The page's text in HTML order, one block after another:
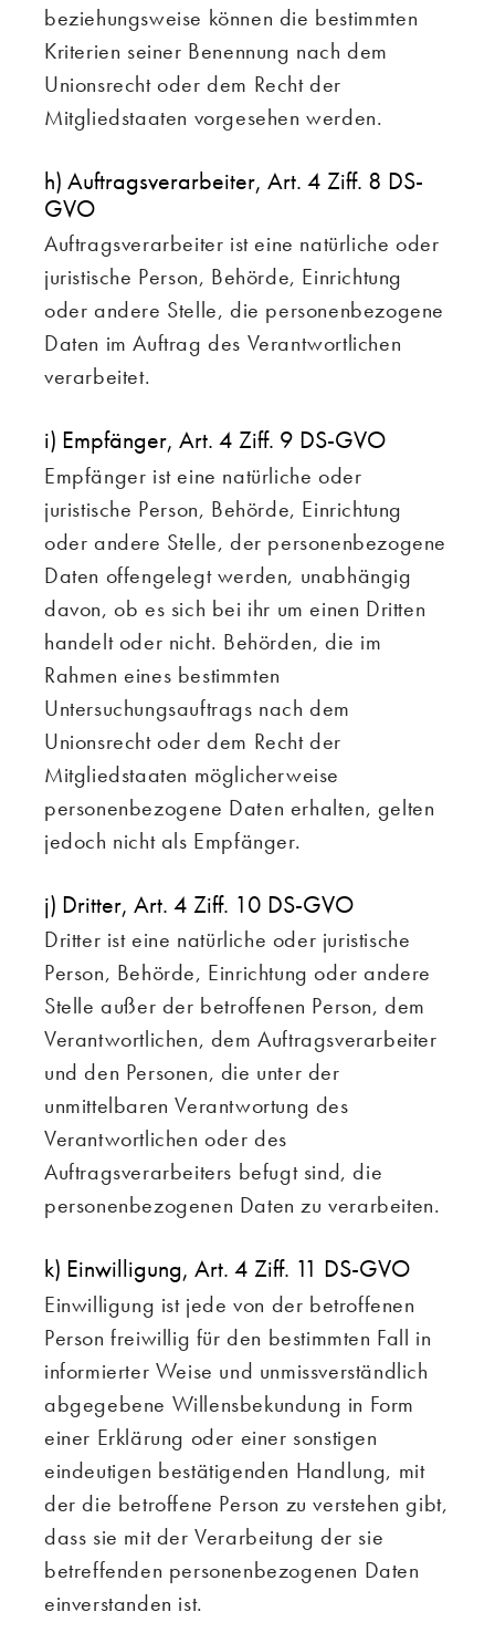
beziehungsweise können die bestimmten
Kriterien seiner Benennung nach dem
Unionsrecht oder dem Recht der
Mitgliedstaaten vorgesehen werden.
h) Auftragsverarbeiter, Art. 4 Ziff. 8 DS-
GVO
Auftragsverarbeiter ist eine natürliche oder
juristische Person, Behörde, Einrichtung
oder andere Stelle, die personenbezogene
Daten im Auftrag des Verantwortlichen
verarbeitet.
i) Empfänger, Art. 4 Ziff. 9 DS-GVO
Empfänger ist eine natürliche oder
juristische Person, Behörde, Einrichtung
oder andere Stelle, der personenbezogene
Daten offengelegt werden, unabhängig
davon, ob es sich bei ihr um einen Dritten
handelt oder nicht. Behörden, die im
Rahmen eines bestimmten
Untersuchungsauftrags nach dem
Unionsrecht oder dem Recht der
Mitgliedstaaten möglicherweise
personenbezogene Daten erhalten, gelten
jedoch nicht als Empfänger.
j) Dritter, Art. 4 Ziff. 10 DS-GVO
Dritter ist eine natürliche oder juristische
Person, Behörde, Einrichtung oder andere
Stelle außer der betroffenen Person, dem
Verantwortlichen, dem Auftragsverarbeiter
und den Personen, die unter der
unmittelbaren Verantwortung des
Verantwortlichen oder des
Auftragsverarbeiters befugt sind, die
personenbezogenen Daten zu verarbeiten.
k) Einwilligung, Art. 4 Ziff. 11 DS-GVO
Einwilligung ist jede von der betroffenen
Person freiwillig für den bestimmten Fall in
informierter Weise und unmissverständlich
abgegebene Willensbekundung in Form
einer Erklärung oder einer sonstigen
eindeutigen bestätigenden Handlung, mit
der die betroffene Person zu verstehen gibt,
dass sie mit der Verarbeitung der sie
betreffenden personenbezogenen Daten
einverstanden ist.